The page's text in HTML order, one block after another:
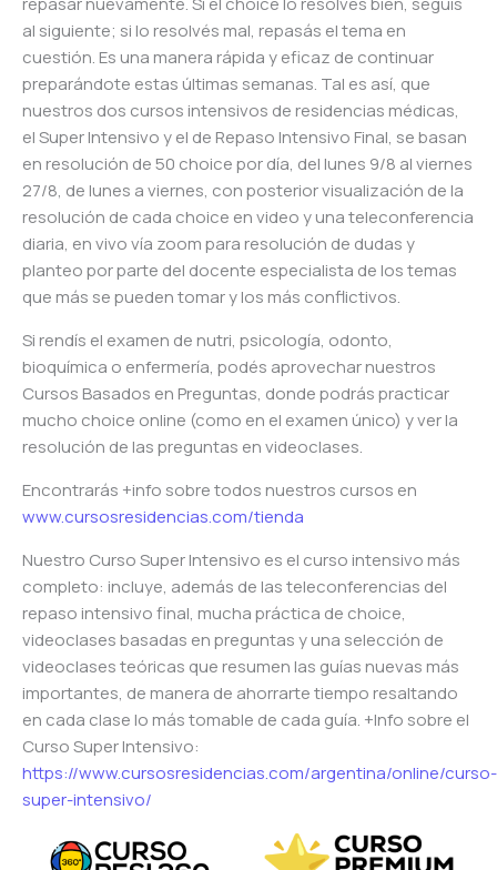
al siguiente; si lo resolvés mal, repasás el tema en
cuestión. Es una manera rápida y eficaz de continuar
preparándote estas últimas semanas. Tal es así, que
nuestros dos cursos intensivos de residencias médicas,
el Super Intensivo y el de Repaso Intensivo Final, se basan
en resolución de 50 choice por día, del lunes 9/8 al viernes
27/8, de lunes a viernes, con posterior visualización de la
resolución de cada choice en video y una teleconferencia
diaria, en vivo vía zoom para resolución de dudas y
planteo por parte del docente especialista de los temas
que más se pueden tomar y los más conflictivos.
Si rendís el examen de nutri, psicología, odonto,
bioquímica o enfermería, podés aprovechar nuestros
Cursos Basados en Preguntas, donde podrás practicar
mucho choice online (como en el examen único) y ver la
resolución de las preguntas en videoclases.
Encontrarás +info sobre todos nuestros cursos en
www.cursosresidencias.com/tienda
Nuestro Curso Super Intensivo es el curso intensivo más
completo: incluye, además de las teleconferencias del
repaso intensivo final, mucha práctica de choice,
videoclases basadas en preguntas y una selección de
videoclases teóricas que resumen las guías nuevas más
importantes, de manera de ahorrarte tiempo resaltando
en cada clase lo más tomable de cada guía. +Info sobre el
Curso Super Intensivo:
https://www.cursosresidencias.com/argentina/online/curso-
super-intensivo/